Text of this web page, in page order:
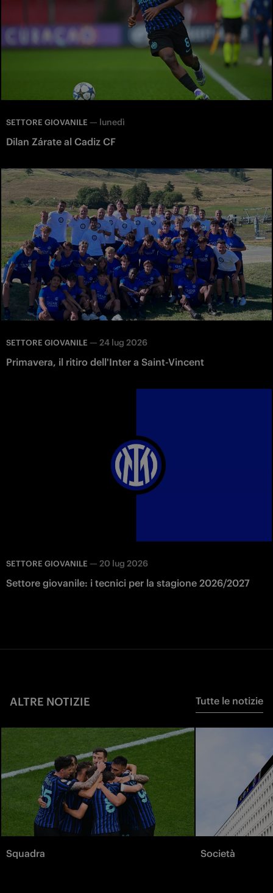
SETTORE GIOVANILE — lunedì
Dilan Zárate al Cadiz CF
SETTORE GIOVANILE — 24 lug 2026
Primavera, il ritiro dell'Inter a Saint-Vincent
SETTORE GIOVANILE — 20 lug 2026
Settore giovanile: i tecnici per la stagione 2026/2027
ALTRE NOTIZIE Tutte le notizie
Squadra Società